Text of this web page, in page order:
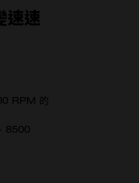
速
RPM 的
8500